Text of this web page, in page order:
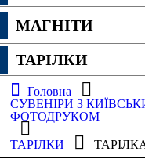
МАГНІТИ
ТАРІЛКИ
Головна
СУВЕНІРИ З
ФОТОДРУКОМ
ТАРІЛКИ